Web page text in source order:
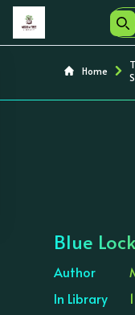
Home
Blue
Author
In Library